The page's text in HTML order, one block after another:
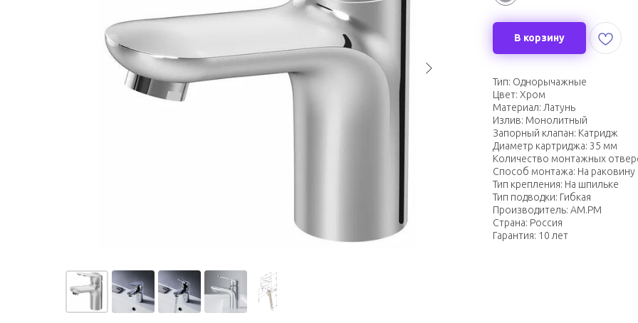
В корзину
Тип: Однорычажные
Цвет: Хром
Материал: Латунь
Излив: Монолитный
Запорный клапан: Катридж
Диаметр картриджа: 35 мм
Количество монтажных
Способ монтажа: На раковину
Тип крепления: На шпильке
Тип подводки: Гибкая
Производитель: AM.PM
Страна: Россия
Гарантия: 10 лет